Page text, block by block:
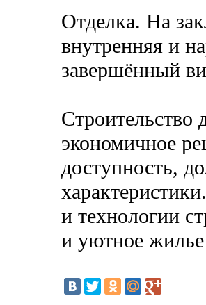
Отделка. На
внутренняя и
завершённый
Строительство
экономичное
доступность,
и технологии
и уютное